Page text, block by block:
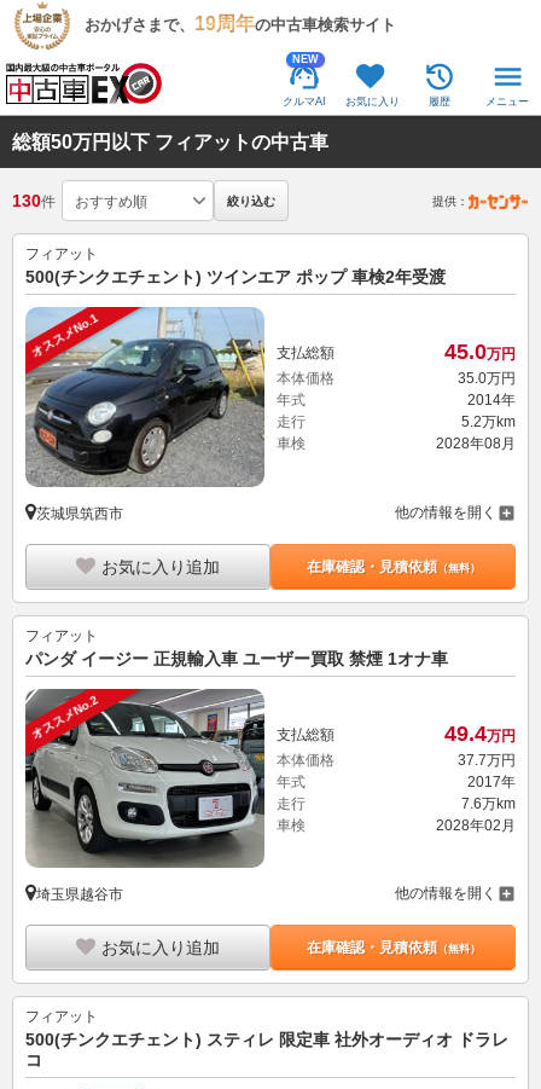
おかげさまで、 19周年の中古車検索サイト
NEW
クルマAI お気に入り 履歴 メニュー
総額50万円以下 フィアットの中古車
130件 絞り込む 提供：
フィアット
500(チンクエチェント) ツインエア ポップ 車検2年受渡
オススメNo.1 支払総額 45.0万円
本体価格
35.0万円
年式
2014年
走行
5.2万km
車検
2028年08月
茨城県筑西市 他の情報を開く
お気に入り追加 在庫確認・見積依頼（無料）
フィアット
パンダ イージー 正規輸入車 ユーザー買取 禁煙 1オナ車
オススメNo.2 支払総額 49.4万円
本体価格
37. 7万円
年式
2017年
走行
7.6万km
車検
2028年02月
埼玉県越谷市 他の情報を開く
お気に入り追加 在庫確認・見積依頼（無料）
フィアット
500(チンクエチェント) スティレ 限定車 社外オーディオ ドラレ
コ